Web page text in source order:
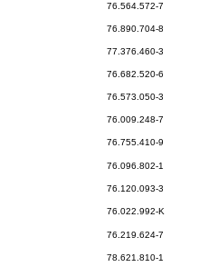
76.564.572-7
76.890.704-8
77.376.460-3
76.682.520-6
76.573.050-3
76.009.248-7
76.755.410-9
76.096.802-1
76.120.093-3
76.022.992-K
76.219.624-7
78.621.810-1